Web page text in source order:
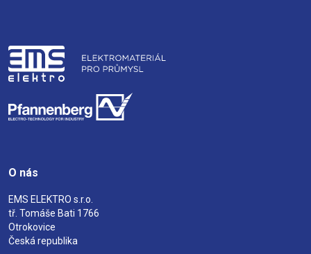
O nás
EMS ELEKTRO s.r.o.
tř. Tomáše Bati 1766
Otrokovice
Česká republika